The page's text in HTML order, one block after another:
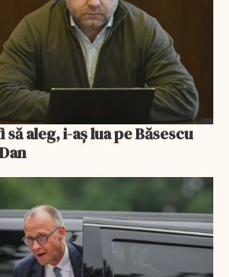
să aleg, i-aș lua pe Băsescu